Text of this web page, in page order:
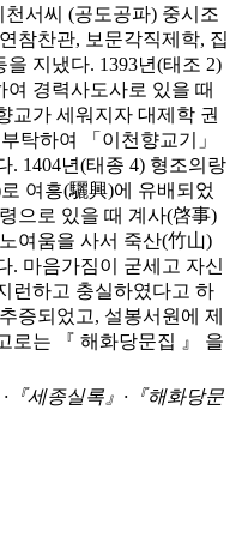
천서씨 (공도공파) 중시조
참찬관, 보문각직제학, 집
을 지냈다. 1393년(태조 2)
여 경력사도사로 있을 때
교가 세워지자 대제학 권
탁하여 「이천향교기」
. 1404년(태종 4) 형조의랑
여흥(驪興)에 유배되었
으로 있을 때 계사(啓事)
여움을 사서 죽산(竹山)
. 마음가짐이 굳세고 자신
런하고 충실하였다고 하
증되었고, 설봉서원에 제
로는 『 해화당문집 』 을
·『세종실록』·『해화당문